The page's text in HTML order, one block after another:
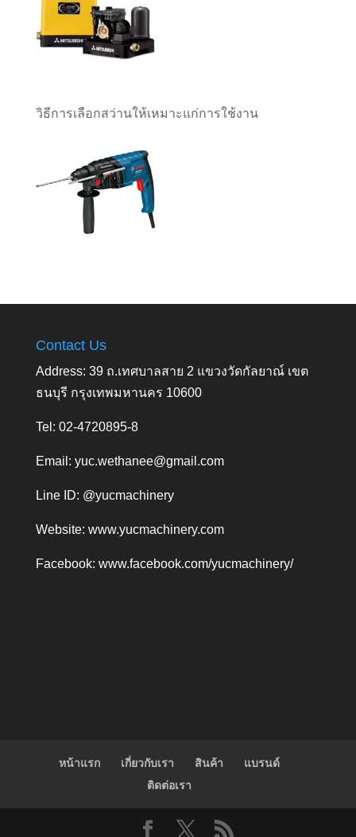
วิธีการเลือกสว่านให้เหมาะแก่การใช้งาน
Contact Us
Address: 39 ถ.เทศบาลสาย 2 แขวงวัดกัลยาณ์ เขต
ธนบุรี กรุงเทพมหานคร 10600
Tel: 02-4720895-8
Email: yuc.wethanee@gmail.com
Line ID: @yucmachinery
Website: www.yucmachinery.com
Facebook: www.facebook.com/yucmachinery/
หน้าแรก เกี่ยวกับเรา สินค้า
แบรนด์
ติดต่อเรา